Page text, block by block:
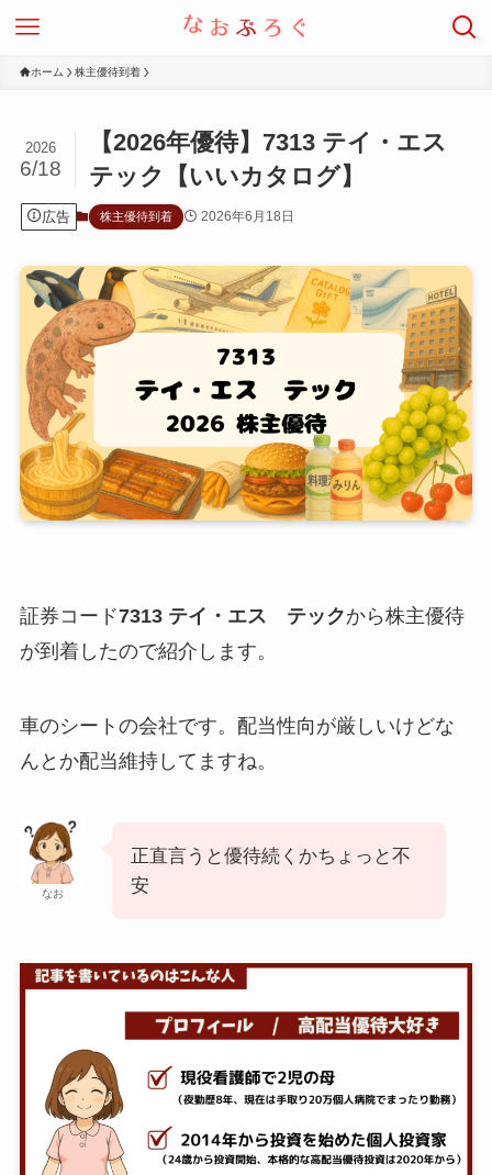
ホーム 株主優待到着
【2026年優待】7313 テイ・エス
テック【いいカタログ】
2026
6/18
広告 株主優待到着 2026年6月18日
証券コード7313 テイ・エス テックから株主優待
が到着したので紹介します。
車のシートの会社です。配当性向が厳しいけどな
んとか配当維持してますね。
なお
正直言うと優待続くかちょっと不
安